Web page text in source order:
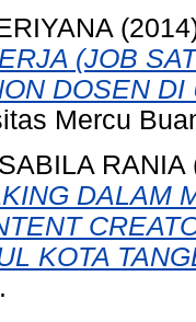
(JOB
DOSEN
Mercu
RANIA
DALAM
KOTA